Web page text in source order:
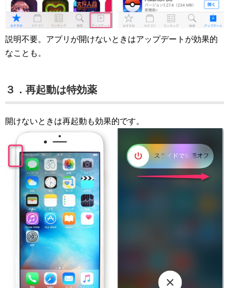
説明不要。アプリが開けないときはアップデートが効果的
なことも。
３．再起動は特効薬
開けないときは再起動も効果的です。